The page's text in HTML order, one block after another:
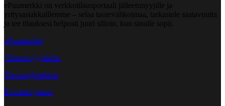
ePuumerkki on verkkotilausportaali jälleenmyyjille ja
yritysasiakkaillemme – selaa tuotevalikoimaa, tarkastele saatavuutta
ja tee tilauksesi helposti juuri silloin, kun sinulle sopii.
ePuumerkki
Jälleenmyyjähaku
Tietosuojaseloste
Evästekäytäntö